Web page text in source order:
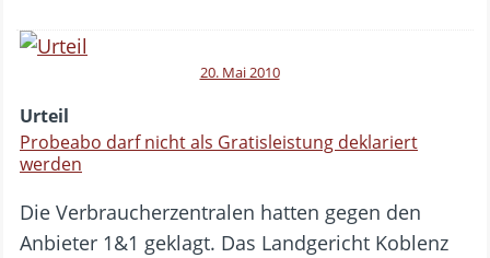
20. Mai 2010
Urteil
Probeabo darf nicht als Gratisleistung deklariert
werden
Die Verbraucherzentralen hatten gegen den
Anbieter 1&1 geklagt. Das Landgericht Koblenz